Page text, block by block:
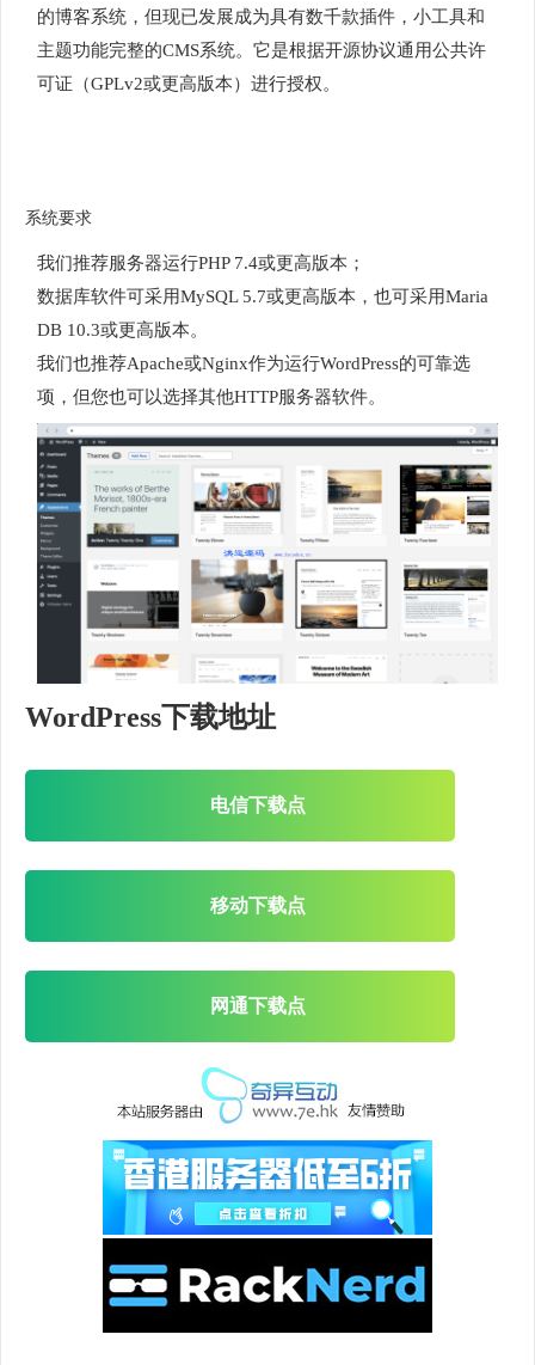
的博客系统，但现已发展成为具有数千款插件，小工具和
主题功能完整的CMS系统。它是根据开源协议通用公共许
可证（GPLv2或更高版本）进行授权。
系统要求
我们推荐服务器运行PHP 7.4或更高版本；
数据库软件可采用MySQL 5.7或更高版本，也可采用Maria
DB 10.3或更高版本。
我们也推荐Apache或Nginx作为运行WordPress的可靠选
项，但您也可以选择其他HTTP服务器软件。
WordPress下载地址
电信下载点
移动下载点
网通下载点